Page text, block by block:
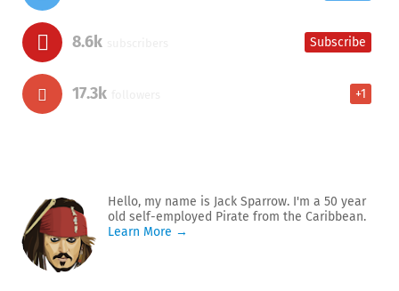
8.6k Subscribe
17.3k +1
Hello, my name is Jack Sparrow. I'm a 50 year
old self-employed Pirate from the Caribbean.
Learn More →